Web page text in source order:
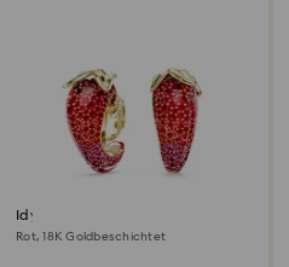
Idyllia Ohrclips
Rot, 18K Goldbeschichtet